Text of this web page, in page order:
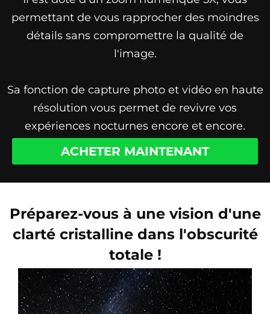
permettant de vous rapprocher des moindres
détails sans compromettre la qualité de
l'image.
Sa fonction de capture photo et vidéo en haute
résolution vous permet de revivre vos
expériences nocturnes encore et encore.
ACHETER MAINTENANT
Préparez-vous à une vision d'une
clarté cristalline dans l'obscurité
totale !